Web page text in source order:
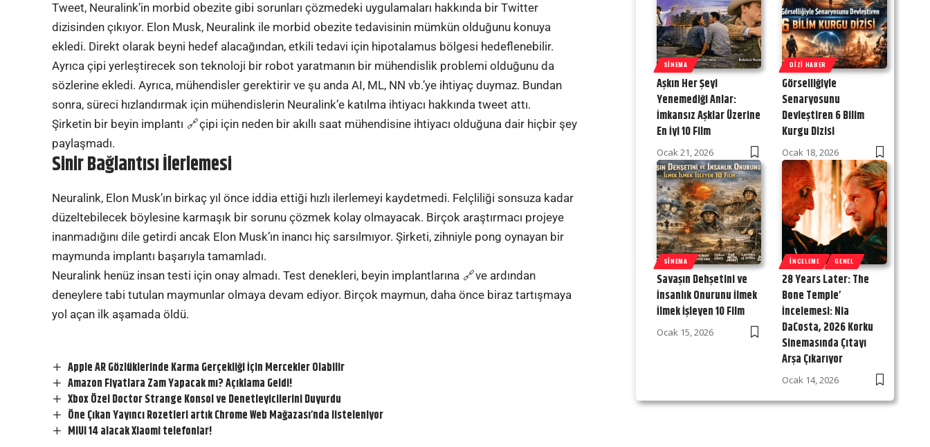
Tweet, Neuralink’in morbid obezite gibi sorunları çözmedeki uygulamaları hakkında bir Twitter
dizisinden çıkıyor. Elon Musk, Neuralink ile morbid obezite tedavisinin mümkün olduğunu konuya
ekledi. Direkt olarak beyni hedef alacağından, etkili tedavi için hipotalamus bölgesi hedeflenebilir.
Ayrıca çipi yerleştirecek son teknoloji bir robot yaratmanın bir mühendislik problemi olduğunu da
sözlerine ekledi. Ayrıca, mühendisler gerektirir ve şu anda AI, ML, NN vb.’ye ihtiyaç duymaz. Bundan
sonra, süreci hızlandırmak için mühendislerin Neuralink’e katılma ihtiyacı hakkında tweet attı.
Şirketin bir beyin implantı
çipi için neden bir akıllı saat mühendisine ihtiyacı olduğuna dair hiçbir şey
paylaşmadı.
Sinir Bağlantısı İlerlemesi
Neuralink, Elon Musk’ın birkaç yıl önce iddia ettiği hızlı ilerlemeyi kaydetmedi. Felçliliği sonsuza kadar
düzeltebilecek böylesine karmaşık bir sorunu çözmek kolay olmayacak. Birçok araştırmacı projeye
inanmadığını dile getirdi ancak Elon Musk’ın inancı hiç sarsılmıyor. Şirketi, zihniyle pong oynayan bir
maymunda implantı başarıyla tamamladı.
Neuralink henüz insan testi için onay almadı. Test denekleri, beyin implantlarına
ve ardından
deneylere tabi tutulan maymunlar olmaya devam ediyor. Birçok maymun, daha önce biraz tartışmaya
yol açan ilk aşamada öldü.
Apple AR Gözlüklerinde Karma Gerçekliği İçin Mercekler Olabilir
Amazon Fiyatlara Zam Yapacak mı? Açıklama Geldi!
Xbox Özel Doctor Strange Konsol ve Denetleyicilerini Duyurdu
Öne Çıkan Yayıncı Rozetleri artık Chrome Web Mağazası’nda listeleniyor
MIUI 14 alacak Xiaomi telefonlar!
SINEMA
Aşkın Her Şeyi
Yenemediği Anlar:
İmkansız Aşklar Üzerine
En İyi 10 Film
Ocak 21, 2026
DIZI HABER
Görselliğiyle
Senaryosunu
Devleştiren 6 Bilim
Kurgu Dizisi
Ocak 18, 2026
SINEMA
Savaşın Dehşetini ve
İnsanlık Onurunu İlmek
İlmek İşleyen 10 Film
Ocak 15, 2026
İNCELEME GENEL
28 Years Later: The
Bone Temple’
İncelemesi: Nia
DaCosta, 2026 Korku
Sinemasında Çıtayı
Arşa Çıkarıyor
Ocak 14, 2026